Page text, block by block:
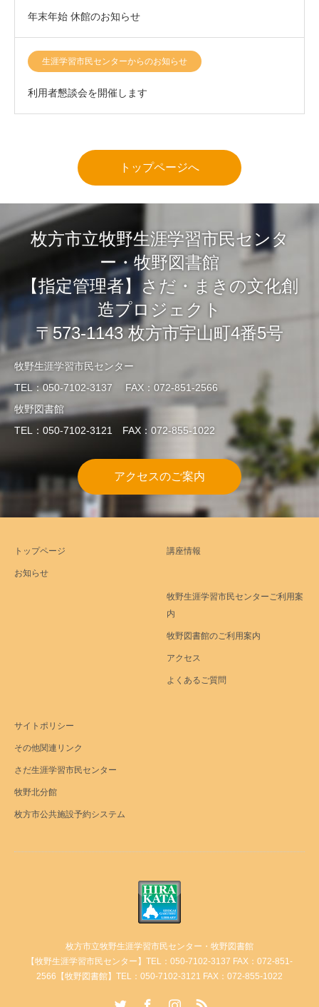
年末年始 休館のお知らせ
生涯学習市民センターからのお知らせ
利用者懇談会を開催します
トップページへ
枚方市立牧野生涯学習市民センタ
ー・牧野図書館
【指定管理者】さだ・まきの文化創
造プロジェクト
〒573-1143 枚方市宇山町4番5号
牧野生涯学習市民センター
TEL：050-7102-3137 FAX：072-851-2566
牧野図書館
TEL：050-7102-3121 FAX：072-855-1022
アクセスのご案内
トップページ
お知らせ
講座情報
牧野生涯学習市民センターご利用案
内
牧野図書館のご利用案内
アクセス
よくあるご質問
サイトポリシー
その他関連リンク
さだ生涯学習市民センター
牧野北分館
枚方市公共施設予約システム
枚方市立牧野生涯学習市民センター・牧野図書館
【牧野生涯学習市民センター】TEL：050-7102-3137 FAX：072-851-
2566【牧野図書館】TEL：050-7102-3121 FAX：072-855-1022